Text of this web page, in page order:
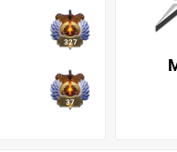
327
37